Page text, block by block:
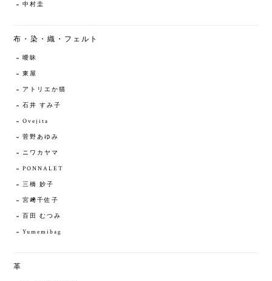
中村圭
布・染・織・フェルト
曖昧
東屋
アトリエか猫
石井 すみ子
Ovejita
菅野あゆみ
ニワカヤマ
PONNALET
三橋 妙子
宮﨑千佐子
百田 むつみ
Yumemibag
革